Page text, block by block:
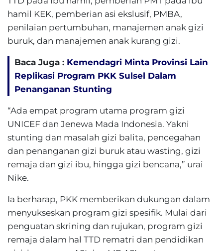
hamil KEK, pemberian asi ekslusif, PMBA,
penilaian pertumbuhan, manajemen anak gizi
buruk, dan manajemen anak kurang gizi.
Baca Juga : Kemendagri Minta Provinsi Lain
Replikasi Program PKK Sulsel Dalam
Penanganan Stunting
“Ada empat program utama program gizi
UNICEF dan Jenewa Mada Indonesia. Yakni
stunting dan masalah gizi balita, pencegahan
dan penanganan gizi buruk atau wasting, gizi
remaja dan gizi ibu, hingga gizi bencana,” urai
Nike.
Ia berharap, PKK memberikan dukungan dalam
menyukseskan program gizi spesifik. Mulai dari
penguatan skrining dan rujukan, program gizi
remaja dalam hal TTD rematri dan pendidikan